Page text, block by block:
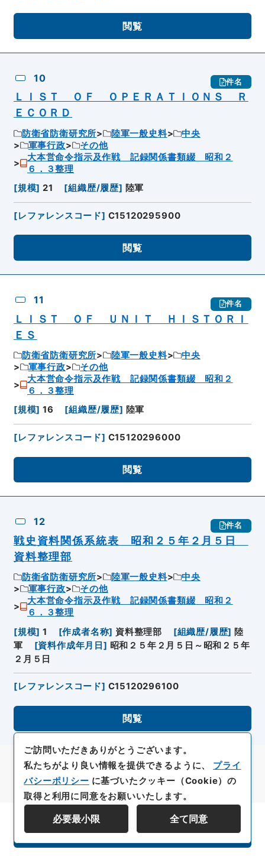
閲覧
10 件名
ＬＩＳＴ ＯＦ ＯＰＥＲＡＴＩＯＮＳ Ｒ
ＥＣＯＲＤ
防衛省防衛研究所 陸軍一般史料
中央
軍事行政
その他
大本営命令指示及作戦 記録関係書類綴 昭和２
６．３整理
[規模] 21 [組織歴/履歴] 陸軍
[レファレンスコード] C15120295900
閲覧
11 件名
ＬＩＳＴ ＯＦ ＵＮＩＴ ＨＩＳＴＯＲＩ
ＥＳ
防衛省防衛研究所 陸軍一般史料
中央
軍事行政
その他
大本営命令指示及作戦 記録関係書類綴 昭和２
６．３整理
[規模] 16 [組織歴/履歴] 陸軍
[レファレンスコード] C15120296000
閲覧
12 件名
戦史資料関係系統表 昭和２５年２月５日
資料整理部
防衛省防衛研究所 陸軍一般史料
中央
軍事行政
その他
大本営命令指示及作戦 記録関係書類綴 昭和２
６．３整理
[規模] 1 [作成者名称] 資料整理部 [組織歴/履歴] 陸
軍
[資料作成年月日 ] 昭和２５年２月５日～昭和２５年
２月５日
[レファレンスコード] C15120296100
閲覧
資料群階層を表示する
ご訪問いただきありがとうございます。
私たちがより良い情報を提供できるように、 プライ
バシーポリシー に基づいたクッキー（Cookie）の
取得と利用に同意をお願いいたします。
必要最小限 全て同意